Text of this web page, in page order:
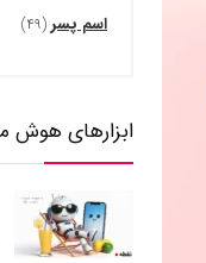
اسم پسر (۴۹)
ابزارهای هوش